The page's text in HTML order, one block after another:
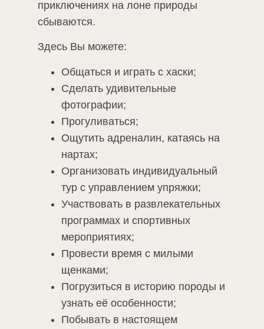
приключениях на лоне природы
сбываются.
Здесь Вы можете:
Общаться и играть с хаски;
Сделать удивительные
фотографии;
Прогуливаться;
Ощутить адреналин, катаясь на
нартах;
Организовать индивидуальный
тур с управлением упряжки;
Участвовать в развлекательных
программах и спортивных
мероприятиях;
Провести время с милыми
щенками;
Погрузиться в историю породы и
узнать её особенности;
Побывать в настоящем